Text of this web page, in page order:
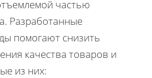
частью
Разработанные
помогают снизить
качества товаров и
из них: